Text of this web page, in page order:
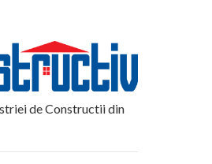
de Constructii din